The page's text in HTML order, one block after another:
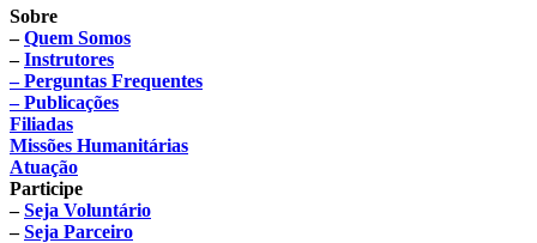
Sobre
–Quem Somos
–Instrutores
– Perguntas Frequentes
– Publicações
Filiadas
Missões Humanitárias
Atuação
Participe
–Seja Voluntário
–Seja Parceiro